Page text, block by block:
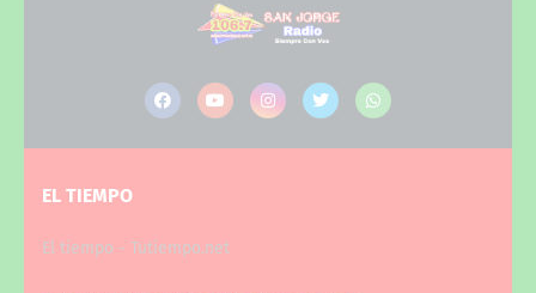
EL TIEMPO
El tiempo - Tutiempo.net